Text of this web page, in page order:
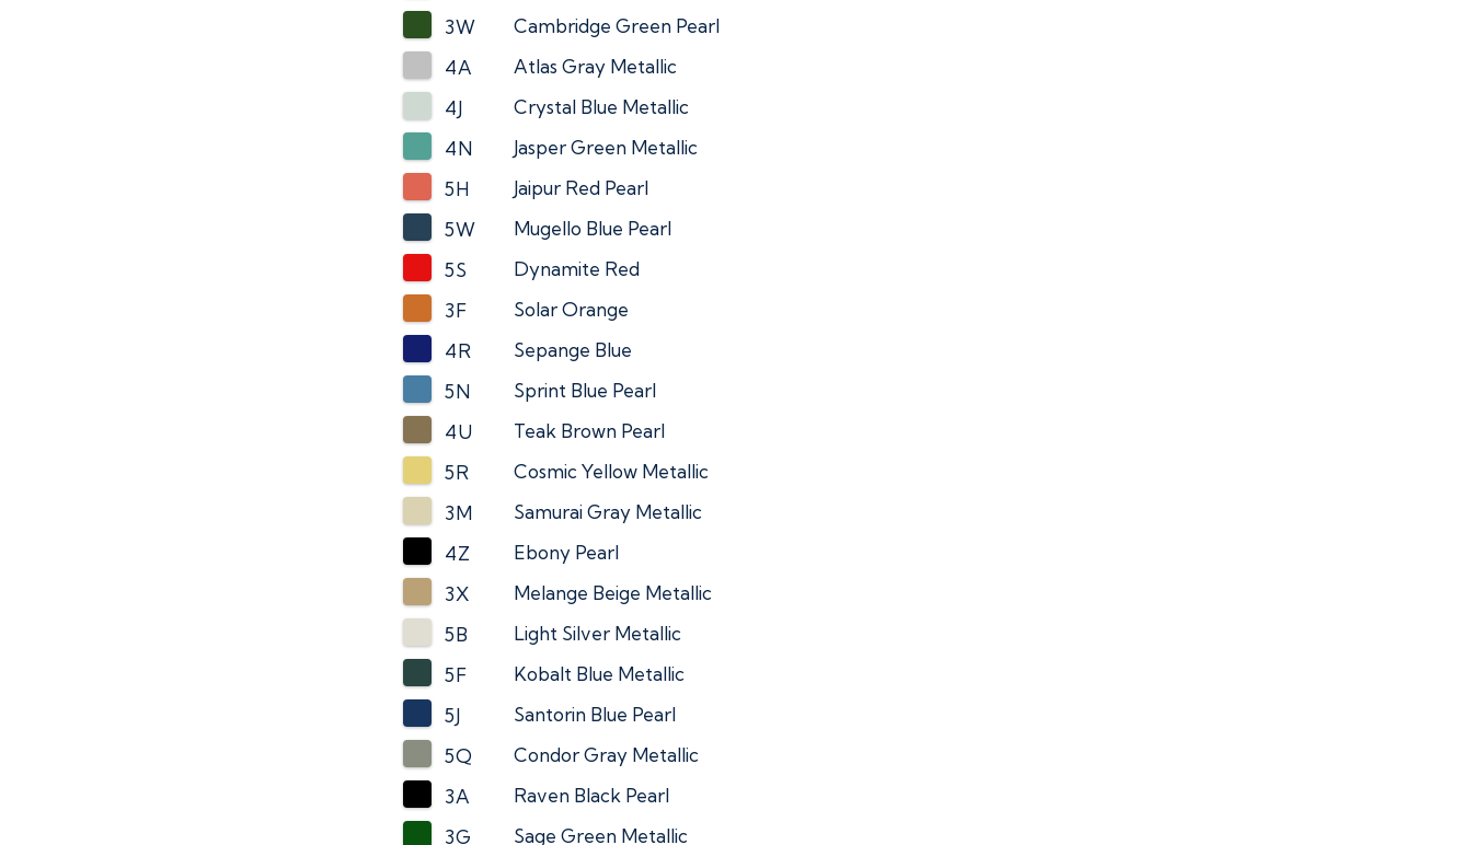
3W
Cambridge Green Pearl
4A
Atlas Gray Metallic
4J
Crystal Blue Metallic
4N
Jasper Green Metallic
5H
Jaipur Red Pearl
5W
Mugello Blue Pearl
5S
Dynamite Red
3F
Solar Orange
4R
Sepange Blue
5N
Sprint Blue Pearl
4U
Teak Brown Pearl
5R
Cosmic Yellow Metallic
3M
Samurai Gray Metallic
4Z
Ebony Pearl
3X
Melange Beige Metallic
5B
Light Silver Metallic
5F
Kobalt Blue Metallic
5J
Santorin Blue Pearl
5Q
Condor Gray Metallic
3A
Raven Black Pearl
3G
Sage Green Metallic